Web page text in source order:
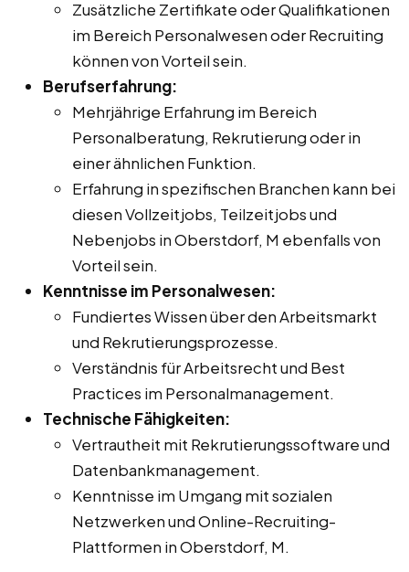
Zusätzliche Zertifikate oder Qualifikationen
im Bereich Personalwesen oder Recruiting
können von Vorteil sein.
Berufserfahrung:
Mehrjährige Erfahrung im Bereich
Personalberatung, Rekrutierung oder in
einer ähnlichen Funktion.
Erfahrung in spezifischen Branchen kann bei
diesen Vollzeitjobs, Teilzeitjobs und
Nebenjobs in Oberstdorf, M ebenfalls von
Vorteil sein.
Kenntnisse im Personalwesen:
Fundiertes Wissen über den Arbeitsmarkt
und Rekrutierungsprozesse.
Verständnis für Arbeitsrecht und Best
Practices im Personalmanagement.
Technische Fähigkeiten:
Vertrautheit mit Rekrutierungssoftware und
Datenbankmanagement.
Kenntnisse im Umgang mit sozialen
Netzwerken und Online-Recruiting-
Plattformen in Oberstdorf, M.